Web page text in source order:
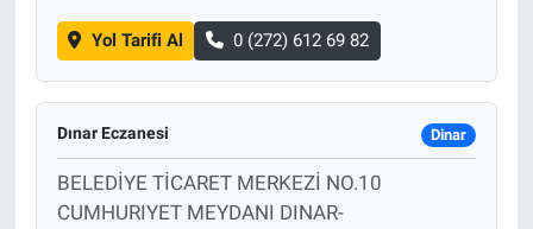
Yol Tarifi Al 0 (272) 612 69 82
Dınar Eczanesi Dinar
BELEDİYE TİCARET MERKEZİ NO.10
CUMHURIYET MEYDANI DINAR-